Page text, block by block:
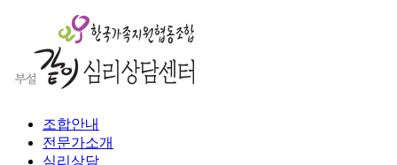
조합안내
전문가소개
심리상담